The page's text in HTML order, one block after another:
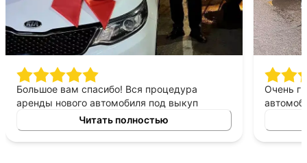
Большое вам спасибо! Вся процедура
аренды нового автомобиля под выкуп
заняла очень мало времени. Менеджер
помог с документами на всех стадиях
оформления. Стоимость аренды автомобиля
Читать полностью
Очень